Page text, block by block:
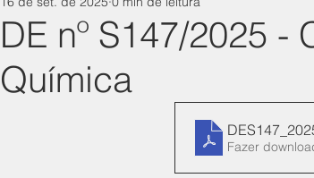
DE nº S147/2025 -
Química
Fazer